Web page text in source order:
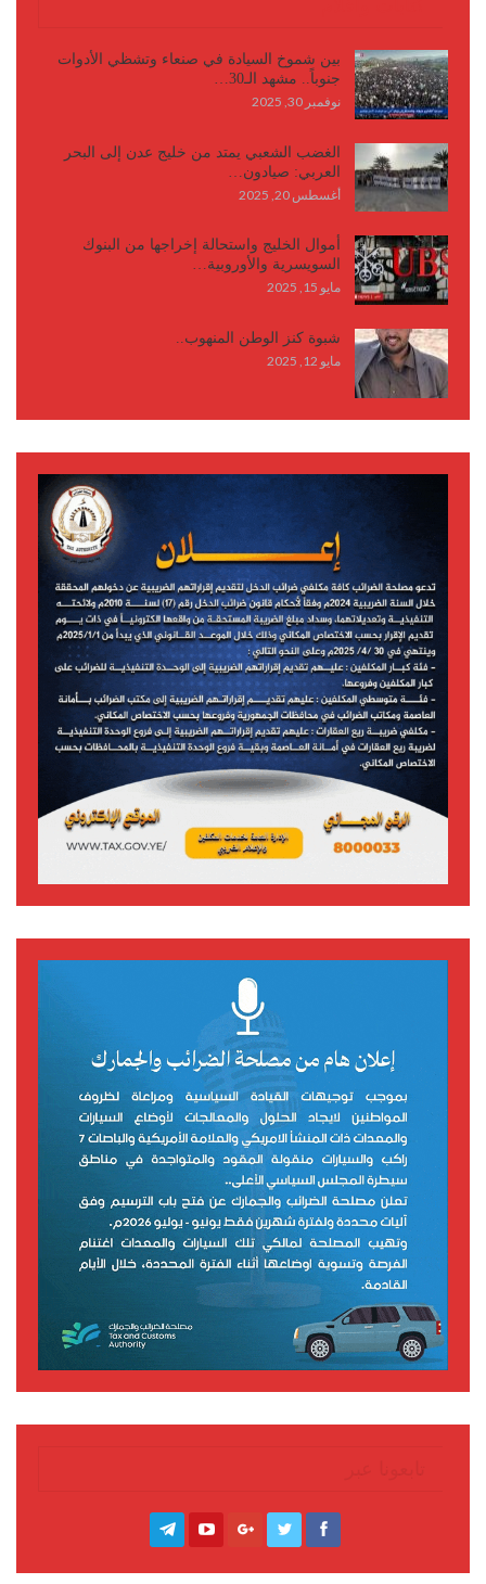
بين شموخ السيادة في صنعاء وتشظي الأدوات
جنوباً.. مشهد الـ30…
نوفمبر 30, 2025
الغضب الشعبي يمتد من خليج عدن إلى البحر
العربي: صيادون…
أغسطس 20, 2025
أموال الخليج واستحالة إخراجها من البنوك
السويسرية والأوروبية…
مايو 15, 2025
شبوة كنز الوطن المنهوب..
مايو 12, 2025